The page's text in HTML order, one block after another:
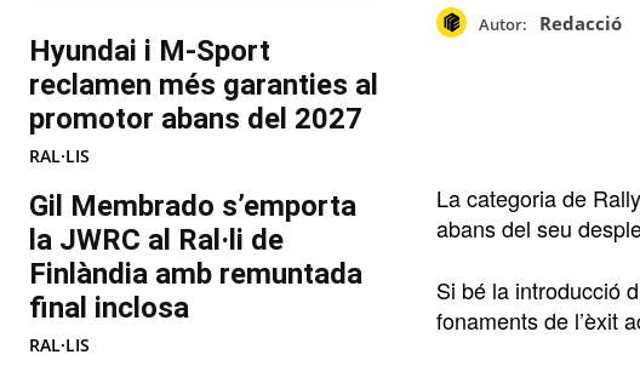
Hyundai i M-Sport
reclamen més garanties al
promotor abans del 2027
RAL·LIS
Gil Membrado s’emporta
la JWRC al Ral·li de
Finlàndia amb remuntada
final inclosa
RAL·LIS
Autor: Redacció
La categoria de
abans del seu
Si bé la introducció
fonaments de l’èxit